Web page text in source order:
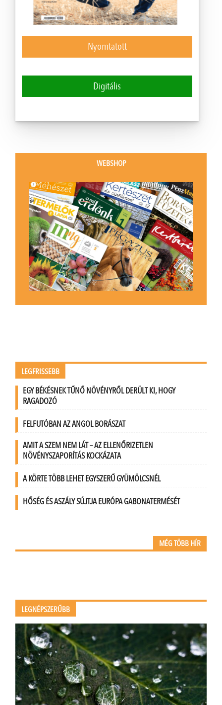
Nyomtatott
Digitális
WEBSHOP
LEGFRISSEBB
EGY BÉKÉSNEK TŰNŐ NÖVÉNYRŐL DERÜLT KI, HOGY
RAGADOZÓ
FELFUTÓBAN AZ ANGOL BORÁSZAT
AMIT A SZEM NEM LÁT – AZ ELLENŐRIZETLEN
NÖVÉNYSZAPORÍTÁS KOCKÁZATA
A KÖRTE TÖBB LEHET EGYSZERŰ GYÜMÖLCSNÉL
HŐSÉG ÉS ASZÁLY SÚJTJA EURÓPA GABONATERMÉSÉT
MÉG TÖBB HÍR
LEGNÉPSZERŰBB